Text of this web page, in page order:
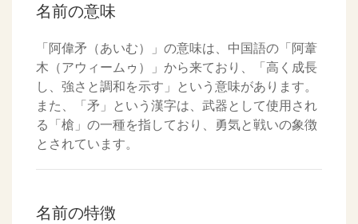
名前の意味
「阿偉矛（あいむ）」の意味は、中国語の「阿葦
木（アウィームゥ）」から来ており、「高く成長
し、強さと調和を示す」という意味があります。
また、「矛」という漢字は、武器として使用され
る「槍」の一種を指しており、勇気と戦いの象徴
とされています。
名前の特徴